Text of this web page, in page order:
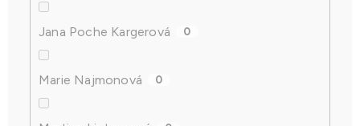
Jana Poche Kargerová 0
Marie Najmonová 0